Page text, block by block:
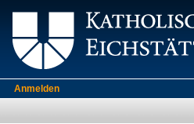
Anmelden